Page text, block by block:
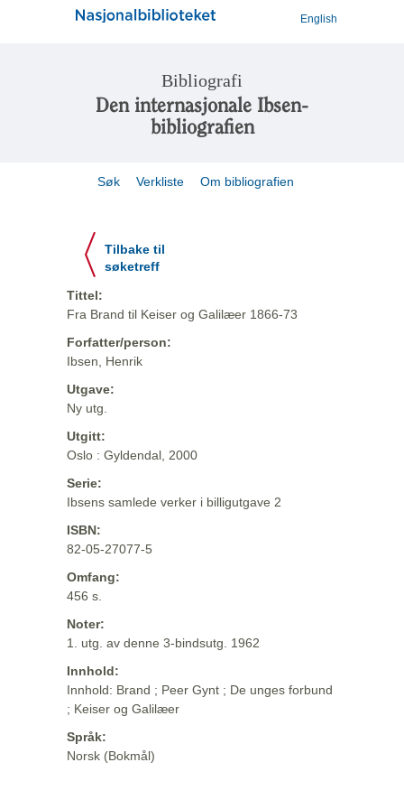
English
Bibliografi
Den internasjonale Ibsen-
bibliografien
Søk Verkliste Om bibliografien
Tilbake til
søketreff
Tittel:
Fra Brand til Keiser og Galilæer 1866-73
Forfatter/person:
Ibsen, Henrik
Utgave:
Ny utg.
Utgitt:
Oslo : Gyldendal, 2000
Serie:
Ibsens samlede verker i billigutgave 2
ISBN:
82-05-27077-5
Omfang:
456 s.
Noter:
1. utg. av denne 3-bindsutg. 1962
Innhold:
Innhold: Brand ; Peer Gynt ; De unges forbund
; Keiser og Galilæer
Språk:
Norsk (Bokmål)